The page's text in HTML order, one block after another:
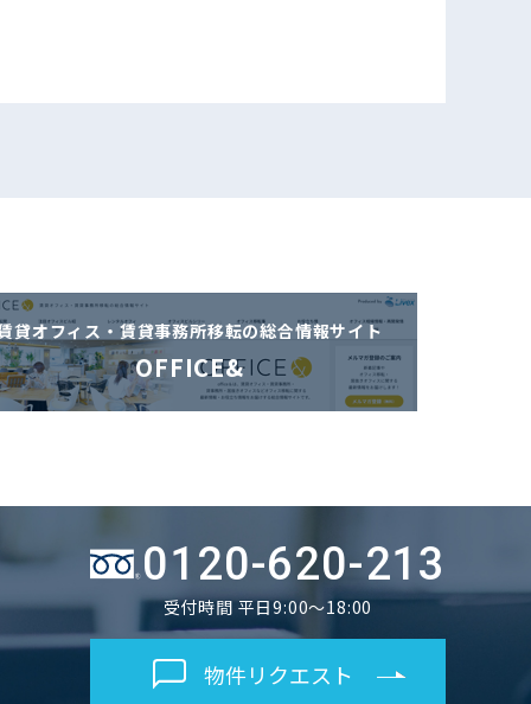
貸オフィス・賃貸事務所移転の総合情報サイト
OFFICE&
0120-620-213
受付時間 平日9:00～18:00
物件リクエスト